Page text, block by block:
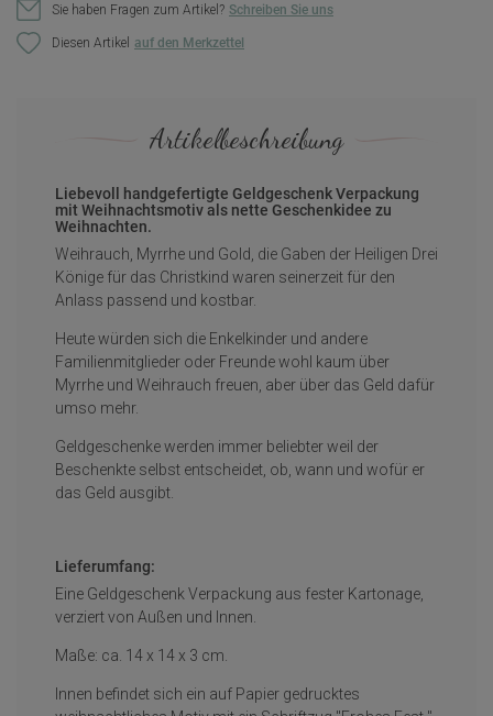
Sie haben Fragen zum Artikel? Schreiben Sie uns
Diesen Artikel
Artikelbeschreibung
Liebevoll handgefertigte Geldgeschenk Verpackung
mit Weihnachtsmotiv als nette Geschenkidee zu
Weihnachten.
Weihrauch, Myrrhe und Gold, die Gaben der Heiligen Drei
Könige für das Christkind waren seinerzeit für den
Anlass passend und kostbar.
Heute würden sich die Enkelkinder und andere
Familienmitglieder oder Freunde wohl kaum über
Myrrhe und Weihrauch freuen, aber über das Geld dafür
umso mehr.
Geldgeschenke werden immer beliebter weil der
Beschenkte selbst entscheidet, ob, wann und wofür er
das Geld ausgibt.
Lieferumfang:
Eine Geldgeschenk Verpackung aus fester Kartonage,
verziert von Außen und Innen.
Maße: ca. 14 x 14 x 3 cm.
Innen befindet sich ein auf Papier gedrucktes